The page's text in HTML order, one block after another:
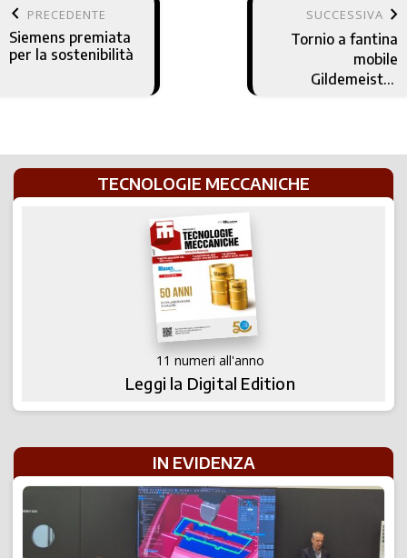
keyboard_arrow_left PRECEDENTE
Siemens premiata
per la sostenibilità
SUCCESSIVA keyboard_arrow_right
Tornio a fantina
mobile
Gildemeister
TECNOLOGIE MECCANICHE
11 numeri all'anno
Leggi la Digital Edition
IN EVIDENZA